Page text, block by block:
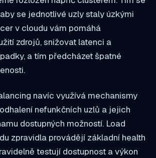
se jednotlivé uzly staly úzkými
v cloudu vám pomáhá
zdrojů, snižovat latenci a
a tím předcházet špatné
navíc využívá mechanismy
nefunkčních uzlů a jejich
dostupných možností. Load
zpravidla provádějí základní health
testují dostupnost a výkon